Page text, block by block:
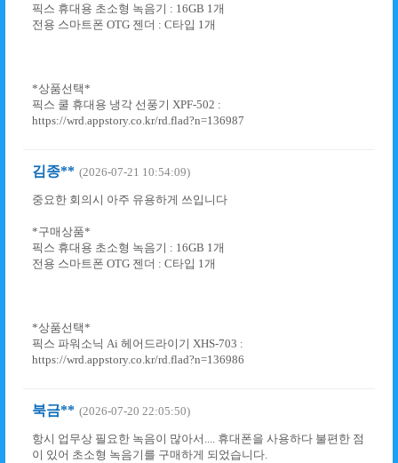
픽스 휴대용 초소형 녹음기 : 16GB 1개
전용 스마트폰 OTG 젠더 : C타입 1개
*상품선택*
픽스 쿨 휴대용 냉각 선풍기 XPF-502 :
https://wrd.appstory.co.kr/rd.flad?n=136987
김종** (2026-07-21 10:54:09)
중요한 회의시 아주 유용하게 쓰입니다
*구매상품*
픽스 휴대용 초소형 녹음기 : 16GB 1개
전용 스마트폰 OTG 젠더 : C타입 1개
*상품선택*
픽스 파워소닉 Ai 헤어드라이기 XHS-703 :
https://wrd.appstory.co.kr/rd.flad?n=136986
북금** (2026-07-20 22:05:50)
항시 업무상 필요한 녹음이 많아서.... 휴대폰을 사용하다 불편한 점
이 있어 초소형 녹음기를 구매하게 되었습니다.